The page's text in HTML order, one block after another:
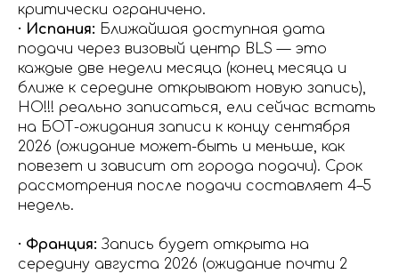
критически ограничено.
· Испания: Ближайшая доступная дата
подачи через визовый центр BLS — это
каждые две недели месяца (конец месяца и
ближе к середине открывают новую запись),
НО!!! реально записаться, ели сейчас встать
на БОТ-ожидания записи к концу сентября
2026 (ожидание может-быть и меньше, как
повезет и зависит от города подачи). Срок
рассмотрения после подачи составляет 4–5
недель.
· Франция: Запись будет открыта на
середину августа 2026 (ожидание почти 2